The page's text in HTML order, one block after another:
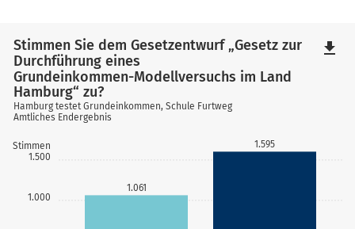
1.000
1.500
Stimmen
1.061
1.595
Stimmen Sie dem Gesetzentwurf „Gesetz zur
Durchführung eines
Grundeinkommen-Modellversuchs im Land
Hamburg“ zu?
Hamburg testet Grundeinkommen, Schule Furtweg
Amtliches Endergebnis
file_download